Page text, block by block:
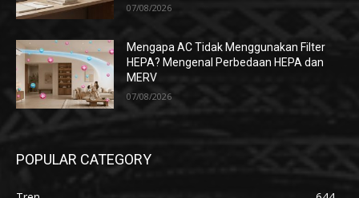
07/08/2026
Mengapa AC Tidak Menggunakan Filter
HEPA? Mengenal Perbedaan HEPA dan
MERV
07/08/2026
POPULAR CATEGORY